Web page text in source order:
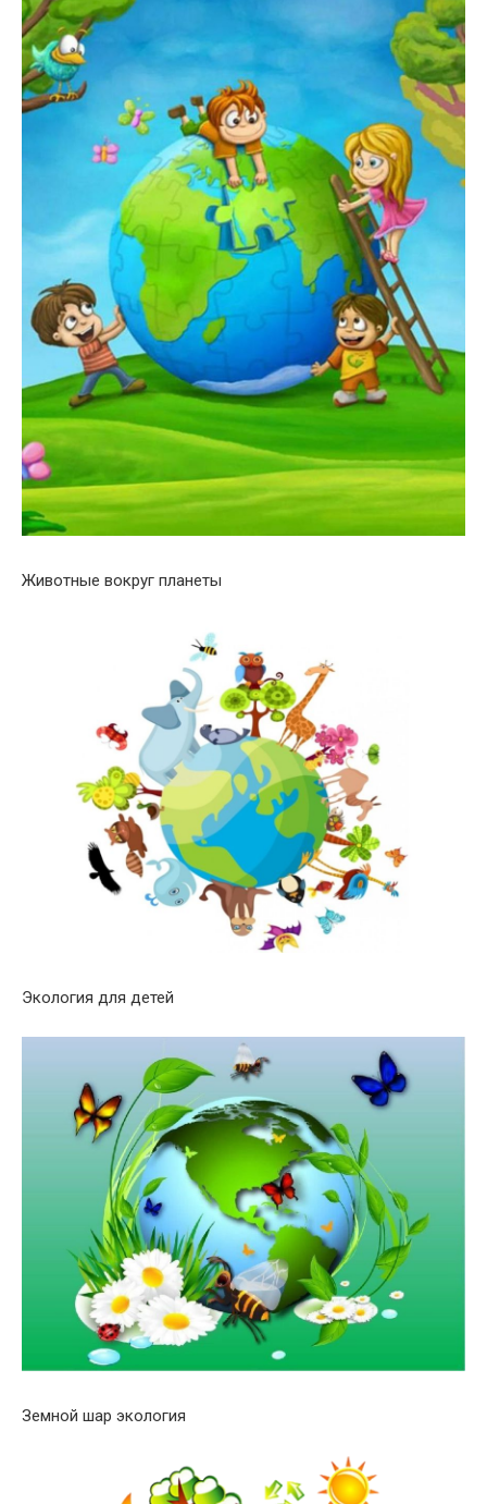
Животные вокруг планеты
Экология для детей
Земной шар экология